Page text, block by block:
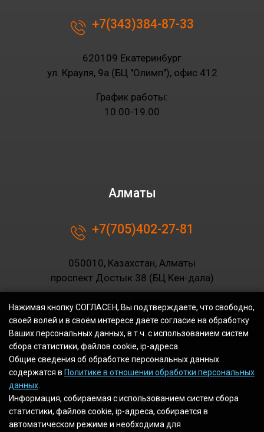
+7(343)384-87-33
620109 Екатеринбург
ул. Крауля, 9а (БЦ "Олимп"), офис 412
График работы:
10.00-19.00
Алматы
+7(705)402-27-81
050010, Казахстан, Алматы
проспект Достык 38 (БЦ Кен-дала)
График работы:
10.00-19.00
О компании
Нажимая кнопку СОГЛАСЕН, Вы подтверждаете, что свободно,
своей волей и в своём интересе даёте согласие на обработку
Ваших персональных данных, в т.ч. с использованием систем
сбора статистики, файлов cookie, ip-адреса.
Общие сведения об обработке персональных данных
содержатся в Политике в отношении обработки персональных
данных
Информация, собираемая с использованием систем сбора
статистики, файлов cookie, ip-адреса, собирается в
автоматическом режиме и необходима для